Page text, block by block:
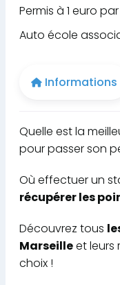
Permis à 1 euro
Auto école
Informations
Quelle est la
pour passer son
Où effectuer un
récupérer les
Découvrez tous
Marseilleet leurs
choix !